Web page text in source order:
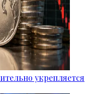
укрепляется